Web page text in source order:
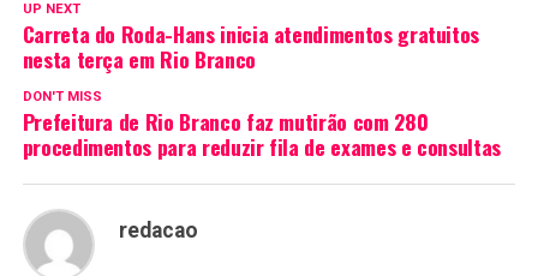
UP NEXT
Carreta do Roda-Hans inicia atendimentos gratuitos
nesta terça em Rio Branco
DON'T MISS
Prefeitura de Rio Branco faz mutirão com 280
procedimentos para reduzir fila de exames e consultas
redacao